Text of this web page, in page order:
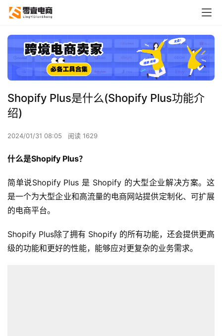
Shopify Plus是什么(Shopify Plus功能介
绍)
2024/01/31 08:05 阅读 1629
什么是Shopify Plus？
简单说Shopify Plus 是 Shopify 的大型企业解决方案。这
是一个为大型企业和高流量的电商网站提供定制化、可扩展
的电商平台。
Shopify Plus除了拥有 Shopify 的所有功能，还会提供更高
级的功能和更好的性能，能够应对更复杂的业务需求。